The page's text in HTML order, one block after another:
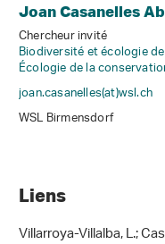
Joan Casanelles
Chercheur invité
Biodiversité et écologie
Écologie de la
joan.casanelles(at)wsl.ch
WSL Birmensdorf
Liens
Villarroya-Villalba, L.;